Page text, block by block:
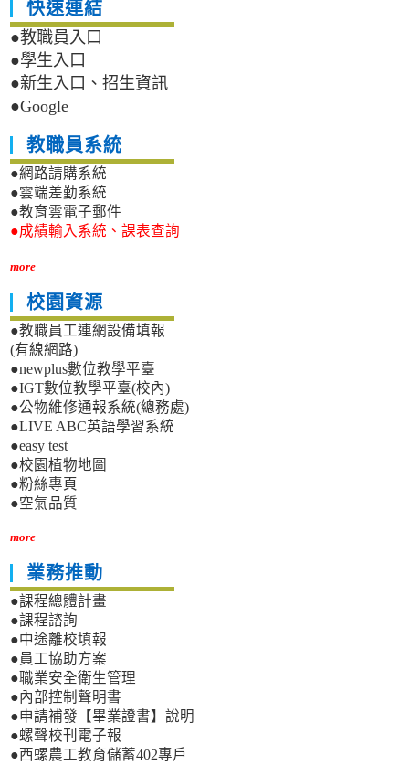
快速連結
●教職員入口
●學生入口
●新生入口、招生資訊
●Google
教職員系統
●網路請購系統
●雲端差勤系統
●教育雲電子郵件
●成績輸入系統、課表查詢
more
校園資源
●教職員工連網設備填報
(有線網路)
●newplus數位教學平臺
●IGT數位教學平臺(校內)
●公物維修通報系統(總務處)
●LIVE ABC英語學習系統
●easy test
●校園植物地圖
●粉絲專頁
●空氣品質
more
業務推動
●課程總體計畫
●課程諮詢
●中途離校填報
●員工協助方案
●職業安全衛生管理
●內部控制聲明書
●申請補發【畢業證書】說明
●螺聲校刊電子報
●西螺農工教育儲蓄402專戶